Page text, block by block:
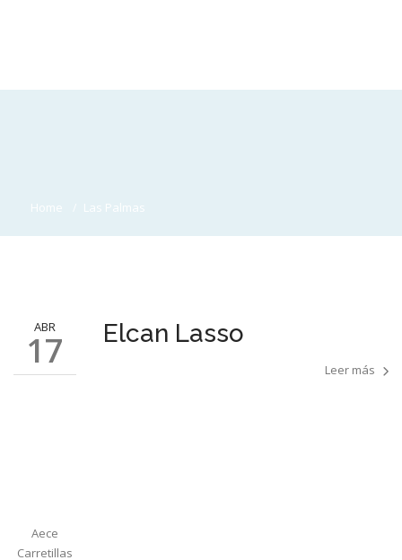
Home Las Palmas
ABR
17
Aece
Carretillas
Elcan Lasso
Leer más